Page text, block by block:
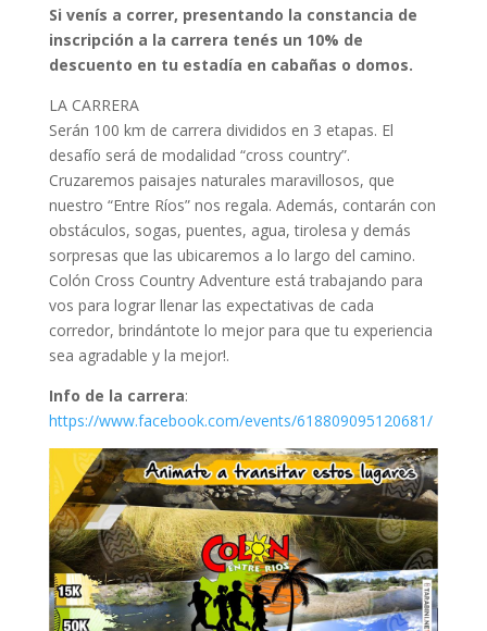
Si venís a correr, presentando la constancia de
inscripción a la carrera tenés un 10% de
descuento en tu estadía en cabañas o domos.
LA CARRERA
Serán 100 km de carrera divididos en 3 etapas. El
desafío será de modalidad “cross country”.
Cruzaremos paisajes naturales maravillosos, que
nuestro “Entre Ríos” nos regala. Además, contarán con
obstáculos, sogas, puentes, agua, tirolesa y demás
sorpresas que las ubicaremos a lo largo del camino.
Colón Cross Country Adventure está trabajando para
vos para lograr llenar las expectativas de cada
corredor, brindántote lo mejor para que tu experiencia
sea agradable y la mejor!.
Info de la carrera:
https://www.facebook.com/events/618809095120681/